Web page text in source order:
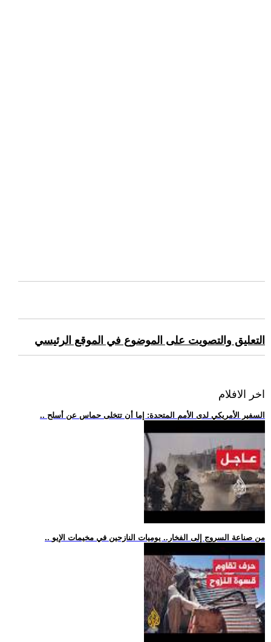
التعليق والتصويت على الموضوع في الموقع الرئيسي
اخر الافلام
.. السفير الأمريكي لدى الأمم المتحدة: إما أن تتخلى حماس عن أسلح
.. من صناعة السروج إلى الفخار.. يوميات النازحين في مخيمات الإيو